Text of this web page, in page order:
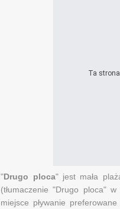
Ta
"Drugo ploca" jest mała
(tłumaczenie "Drugo ploca"
miejsce pływanie